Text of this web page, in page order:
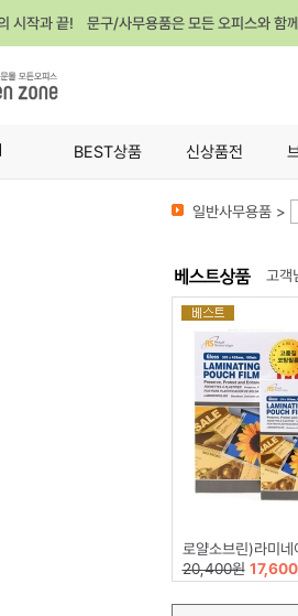
시작과 끝! 문구/사무용품은 모든 오피스와 함
BEST상품 신상품전
일반사무용품 >
고객
로얄소브린)라미네이팅필름
20,400원